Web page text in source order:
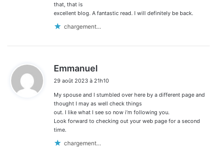
that, that is
excellent blog. A fantastic read. I will definitely be back.
chargement…
Emmanuel
t
:
29 août 2023 à 21h10
My spouse and I stumbled over here by a different page and
thought I may as well check things
out. I like what I see so now i’m following you.
Look forward to checking out your web page for a second
time.
chargement…